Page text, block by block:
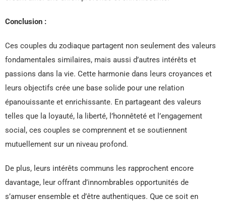
Conclusion :
Ces couples du zodiaque partagent non seulement des valeurs
fondamentales similaires, mais aussi d’autres intérêts et
passions dans la vie. Cette harmonie dans leurs croyances et
leurs objectifs crée une base solide pour une relation
épanouissante et enrichissante. En partageant des valeurs
telles que la loyauté, la liberté, l’honnêteté et l’engagement
social, ces couples se comprennent et se soutiennent
mutuellement sur un niveau profond.
De plus, leurs intérêts communs les rapprochent encore
davantage, leur offrant d’innombrables opportunités de
s’amuser ensemble et d’être authentiques. Que ce soit en